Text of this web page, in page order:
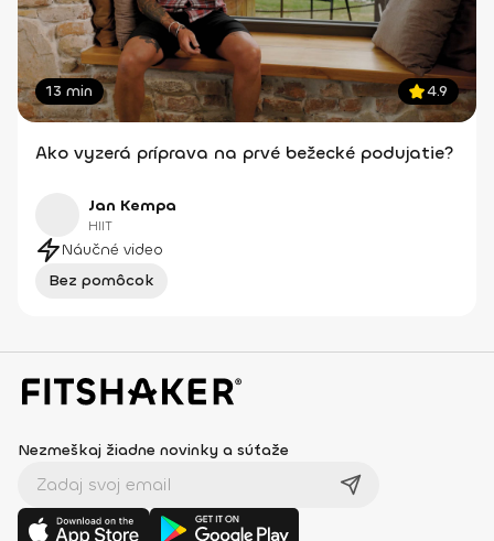
13 min 4.9
Ako vyzerá príprava na prvé bežecké podujatie?
Jan Kempa
HIIT
Náučné video
Bez pomôcok
Nezmeškaj žiadne novinky a súťaže